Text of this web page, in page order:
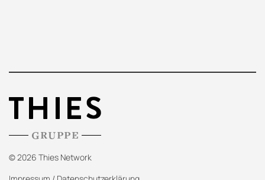
© 2026 Thies Network